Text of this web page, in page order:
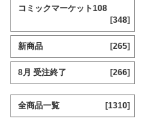
コミックマーケット108
[348]
新商品 [265]
8月 受注終了 [266]
全商品一覧 [1310]